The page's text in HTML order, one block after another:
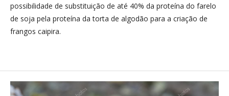
possibilidade de substituição de até 40% da proteína do farelo
de soja pela proteína da torta de algodão para a criação de
frangos caipira.